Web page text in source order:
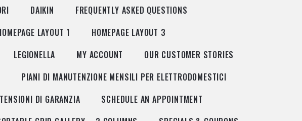
DAIKIN
FREQUENTLY ASKED QUESTIONS
LAYOUT 1
HOMEPAGE LAYOUT 3
LEGIONELLA MY ACCOUNT
OUR CUSTOMER STORIES
PIANI DI MANUTENZIONE MENSILI PER ELETTRODOMESTICI
DI GARANZIA
SCHEDULE AN APPOINTMENT